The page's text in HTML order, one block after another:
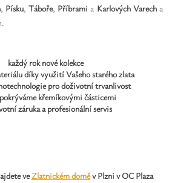
, Písku,Táboře, Příbrami a Karlových Varecha
každý rok nové kolekce
díky využití Vašeho starého zlata
pro doživotní trvanlivost
křemíkovými částicemi
záruka a profesionální servis
veZlatnickém doměv Plzni v OC Plaza